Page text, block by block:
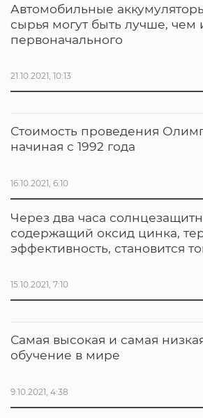
Автомобильные
сырья могут быть лучше, чем
первоначального
21.10.2021, 10:13
Стоимость проведения
начиная с 1992 года
16.10.2021, 6:10
Через два часа
содержащий оксид цинка,
эффективность, становится
15.10.2021, 7:10
Самая высокая и самая
обучение в мире
9.10.2021, 4:38